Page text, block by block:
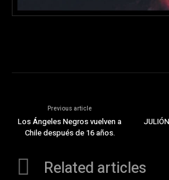
Previous article
Los Ángeles Negros vuelven a
Chile después de 16 años.
Related articles